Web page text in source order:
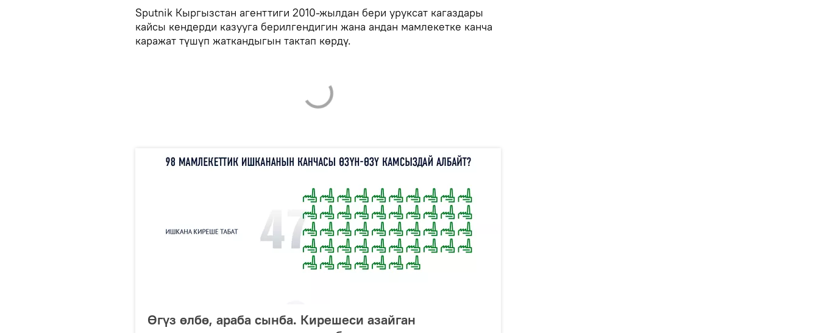
Sputnik Кыргызстан агенттиги 2010-жылдан бери уруксат кагаздары
кайсы кендерди казууга берилгендигин жана андан мамлекетке канча
каражат түшүп жаткандыгын тактап көрдү.
Өгүз өлбө, араба сынба. Кирешеси азайган